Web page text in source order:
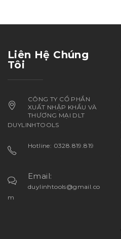
Liên Hệ Chúng
Tôi
CÔNG TY CỔ PHẦN
XUẤT NHẬP KHẨU VÀ
THƯƠNG MẠI DLT
DUYLINHTOOLS
Hotline: 0328.819.819
Email:
duylinhtools@gmail.co
m